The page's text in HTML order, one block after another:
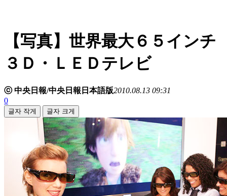
【写真】世界最大６５インチ
３Ｄ・ＬＥＤテレビ
ⓒ 中央日報/中央日報日本語版2010.08.13 09:31
0
글자 작게 글자 크게